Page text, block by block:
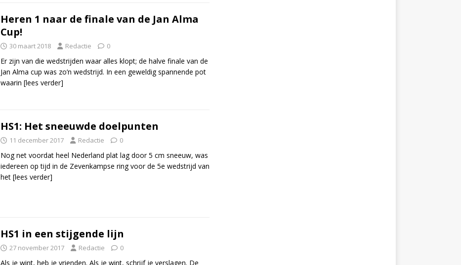
Heren 1 naar de finale van de Jan Alma
Cup!
30 maart 2018 Redactie 0
Er zijn van die wedstrijden waar alles klopt; de halve finale van de
Jan Alma cup was zo’n wedstrijd. In een geweldig spannende pot
waarin [lees verder]
HS1: Het sneeuwde doelpunten
11 december 2017 Redactie 0
Nog net voordat heel Nederland plat lag door 5 cm sneeuw, was
iedereen op tijd in de Zevenkampse ring voor de 5e wedstrijd van
het [lees verder]
HS1 in een stijgende lijn
27 november 2017 Redactie 0
Als je wint, heb je vrienden. Als je wint, schrijf je verslagen. De